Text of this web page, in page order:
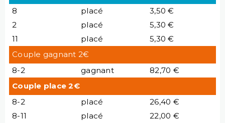
8
placé
3,50 €
2
placé
5,30 €
11
placé
5,30 €
Couple gagnant 2€
8-2
gagnant
82,70 €
Couple place 2€
8-2
placé
26,40 €
8-11
placé 22,00 €